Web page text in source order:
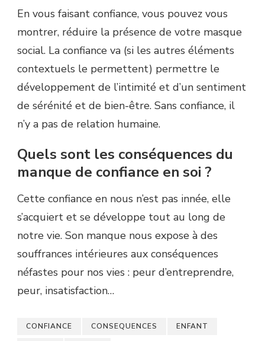
En vous faisant confiance, vous pouvez vous
montrer, réduire la présence de votre masque
social. La confiance va (si les autres éléments
contextuels le permettent) permettre le
développement de l’intimité et d’un sentiment
de sérénité et de bien-être. Sans confiance, il
n’y a pas de relation humaine.
Quels sont les conséquences du
manque de confiance en soi ?
Cette confiance en nous n’est pas innée, elle
s’acquiert et se développe tout au long de
notre vie. Son manque nous expose à des
souffrances intérieures aux conséquences
néfastes pour nos vies : peur d’entreprendre,
peur, insatisfaction…
CONFIANCE CONSEQUENCES ENFANT